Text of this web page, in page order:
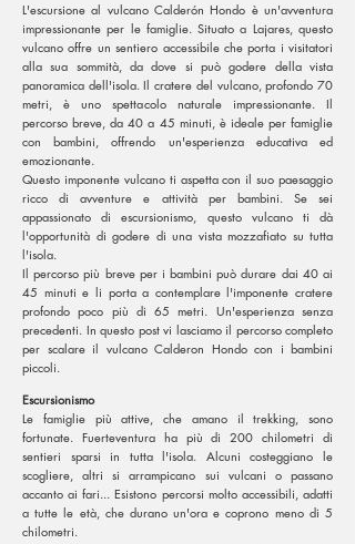
L'escursione al vulcano Calderón Hondo è un'avventura
impressionante per le famiglie. Situato a Lajares, questo
vulcano offre un sentiero accessibile che porta i visitatori
alla sua sommità, da dove si può godere della vista
panoramica dell'isola. Il cratere del vulcano, profondo 70
metri, è uno spettacolo naturale impressionante. Il
percorso breve, da 40 a 45 minuti, è ideale per famiglie
con bambini, offrendo un'esperienza educativa ed
emozionante.
Questo imponente vulcano ti aspetta con il suo paesaggio
ricco di avventure e attività per bambini. Se sei
appassionato di escursionismo, questo vulcano ti dà
l'opportunità di godere di una vista mozzafiato su tutta
l'isola.
Il percorso più breve per i bambini può durare dai 40 ai
45 minuti e li porta a contemplare l'imponente cratere
profondo poco più di 65 metri. Un'esperienza senza
precedenti. In questo post vi lasciamo il percorso completo
per scalare il vulcano Calderon Hondo con i bambini
piccoli.
Escursionismo
Le famiglie più attive, che amano il trekking, sono
fortunate. Fuerteventura ha più di 200 chilometri di
sentieri sparsi in tutta l'isola. Alcuni costeggiano le
scogliere, altri si arrampicano sui vulcani o passano
accanto ai fari... Esistono percorsi molto accessibili, adatti
a tutte le età, che durano un'ora e coprono meno di 5
chilometri.